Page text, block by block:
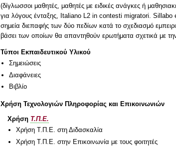
(δίγλωσσοι μαθητές, μαθητές με ειδικές ανάγκες ή
για λόγους ένταξης, Italiano L2 in contesti migratori. Sillabo
σημεία διεπαφής των δύο πεδίων κατά το σχεδιασμό
βάσει των οποίων θα απαντηθούν ερωτήματα σχετικά με
Τύποι Εκπαιδευτικού Υλικού
Σημειώσεις
Διαφάνειες
Βιβλίο
Χρήση Τεχνολογιών Πληροφορίας και Επικοινωνιών
Χρήση Τ.Π.Ε.
Χρήση Τ.Π.Ε. στη Διδασκαλία
Χρήση Τ.Π.Ε. στην Επικοινωνία με τους φοιτητές